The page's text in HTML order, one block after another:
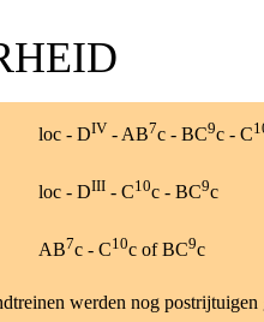
loc - DIV - AB7c - BC9c - C
loc - DIII- C10c - BC9c
AB7c - C10c of BC9c
werden nog postrijtuigen